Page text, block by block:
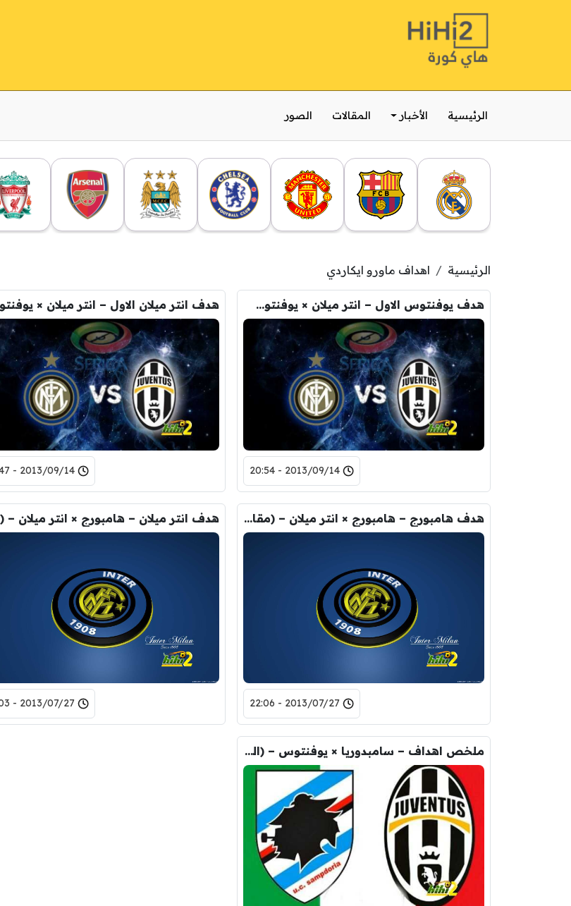
الرئيسية الأخبار المقالات الصور
الرئيسية اهداف ماورو ايكاردي
هدف يوفنتوس الاول – انتر ميلان × يوفنتوس – (الدوري الايطالي) 14/09/2013
2013/09/14 - 20:54
2013/09/14 - 20:47
هدف هامبورج – هامبورج × انتر ميلان – (مقابلة ودية) 27/07/2013
2013/07/27 - 22:06
2013/07/27 - 22:03
ملخص اهداف – سامبدوريا × يوفنتوس – (الدوري الايطالي) 18/05/2013